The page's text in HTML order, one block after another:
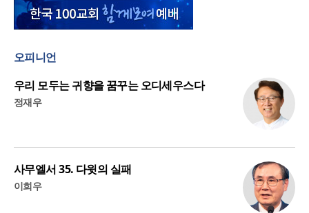
오피니언
우리 모두는 귀향을 꿈꾸는 오디세우스다
정재우
사무엘서 35. 다윗의 실패
이희우